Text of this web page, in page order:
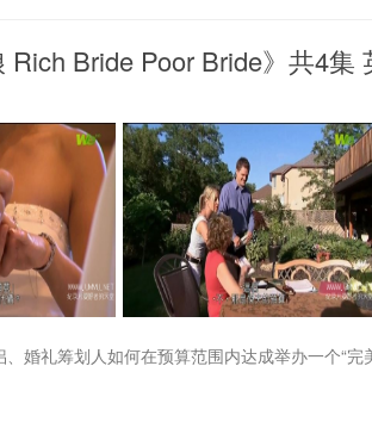
Bride Poor Bride》共4集
婚礼筹划人如何在预算范围内达成举办一个“完